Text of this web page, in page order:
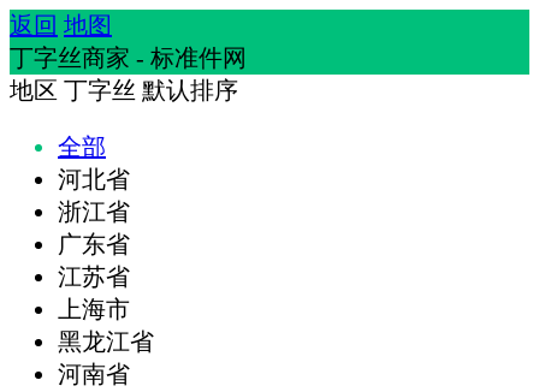
返回 地图
丁字丝商家 - 标准件网
地区 丁字丝 默认排序
全部
河北省
浙江省
广东省
江苏省
上海市
黑龙江省
河南省